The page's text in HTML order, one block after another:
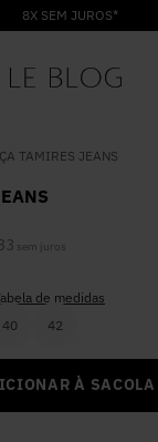
8X SEM JUROS*
TAMIRES JEANS
33 sem juros
40 42
de medidas
À SACOLA